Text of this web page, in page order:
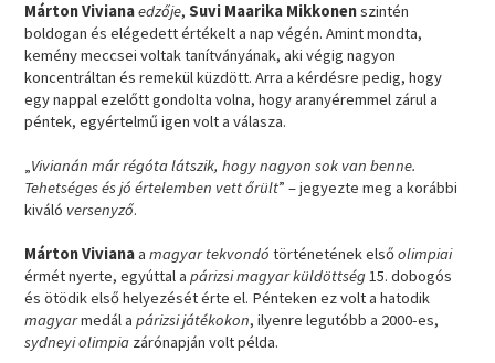
Márton Vivianaedzője,Suvi Maarika Mikkonenszintén
boldogan és elégedett értékelt a nap végén. Amint mondta,
kemény meccsei voltak tanítványának, aki végig nagyon
koncentráltan és remekül küzdött. Arra a kérdésre pedig, hogy
egy nappal ezelőtt gondolta volna, hogy aranyéremmel zárul a
péntek, egyértelmű igen volt a válasza.
„Vivianán már régóta látszik, hogy nagyon sok van benne.
Tehetséges és jó értelemben vett őrült” – jegyezte meg a korábbi
kiváló versenyző.
Márton Vivianaamagyar tekvondótörténetének elsőolimpiai
érmét nyerte, egyúttal apárizsi magyar küldöttség15. dobogós
és ötödik első helyezését érte el. Pénteken ez volt a hatodik
magyarmedál apárizsi játékokon, ilyenre legutóbb a 2000-es,
sydneyi olimpia zárónapján volt példa.